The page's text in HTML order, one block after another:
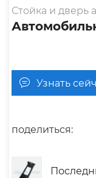
Стойка и дверь
Узнать
поделиться: